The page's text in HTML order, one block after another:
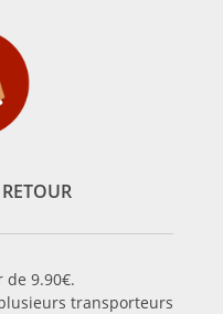
de 9.90€.
transporteurs